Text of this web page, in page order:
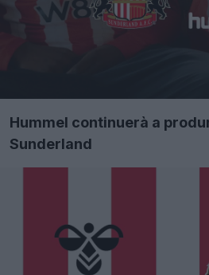
Hummel continuerà a
Sunderland